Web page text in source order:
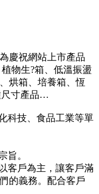
慶祝網站上市產品
物生?箱、低溫振盪
烘箱、培養箱、恆
尺寸產品…
科技、食品工業等單
旨。
客戶為主，讓客戶滿
的義務。配合客戶